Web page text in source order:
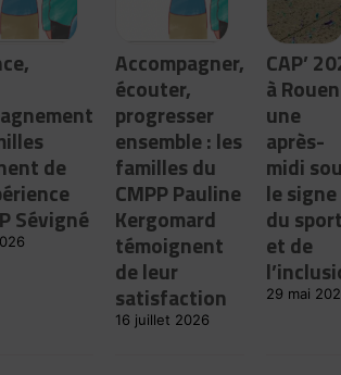
de
Sévigné
Accompagner,
écouter,
progresser
ensemble : les
familles du
CMPP Pauline
Kergomard
témoignent
de leur
satisfaction
16 juillet 2026
CAP’
à
une
après-
midi
le signe
du
et de
29 mai